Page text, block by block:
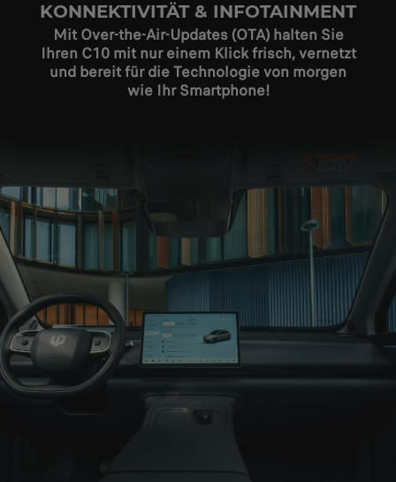
KONNEKTIVITÄT & INFOTAINMENT
Mit Over-the-Air-Updates (OTA) halten Sie
Ihren C10 mit nur einem Klick frisch, vernetzt
und bereit für die Technologie von morgen
wie Ihr Smartphone!